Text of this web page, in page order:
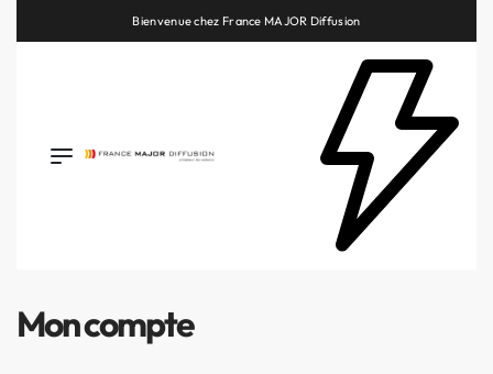
Bienvenue chez France MAJOR Diffusion
Retrouvez les plus belles marques de la HiFi, de l’intégration et du Home Cinéma
Mon compte